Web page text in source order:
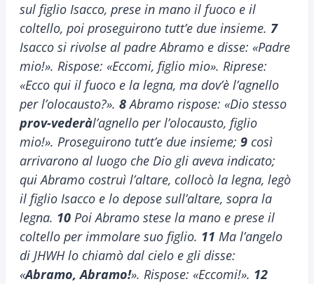
sul figlio Isacco, prese in mano il fuoco e il
coltello, poi proseguirono tutt’e due insieme. 7
Isacco si rivolse al padre Abramo e disse: «Padre
mio!». Rispose: «Eccomi, figlio mio». Riprese:
«Ecco qui il fuoco e la legna, ma dov’è l’agnello
per l’olocausto?». 8Abramo rispose: «Dio stesso
prov-vederàl’agnello per l’olocausto, figlio
mio!». Proseguirono tutt’e due insieme; 9 così
arrivarono al luogo che Dio gli aveva indicato;
qui Abramo costruì l’altare, collocò la legna, legò
il figlio Isacco e lo depose sull’altare, sopra la
legna. 10 Poi Abramo stese la mano e prese il
coltello per immolare suo figlio. 11 Ma l’angelo
di JHWH lo chiamò dal cielo e gli disse:
«Abramo, Abramo!». Rispose: «Eccomi!». 12